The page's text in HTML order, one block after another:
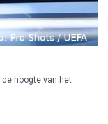
hoogte van het